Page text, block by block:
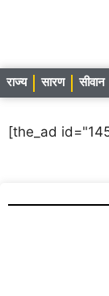
राज्य सारण सीवान
[the_ad